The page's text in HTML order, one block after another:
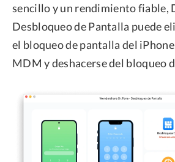
sencillo y un rendimiento fiable,
Desbloqueo de Pantalla puede
el bloqueo de pantalla del
MDM y deshacerse del bloqueo